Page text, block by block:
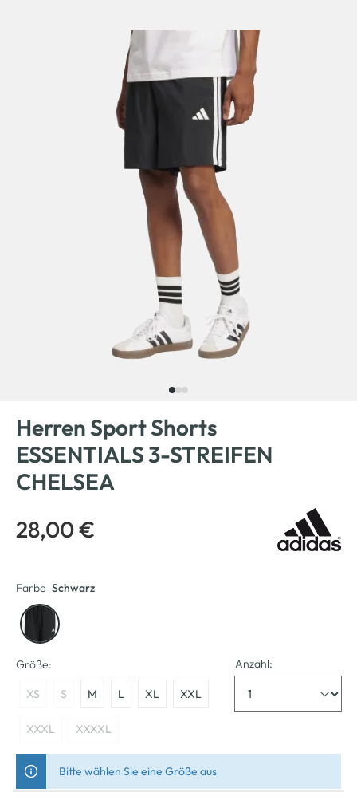
Herren Sport Shorts
ESSENTIALS 3-STREIFEN
CHELSEA
28,00 €
Farbe Schwarz
Größe:
XS S M L XL XXL
XXXL XXXXL
Anzahl:
Bitte wählen Sie eine Größe aus